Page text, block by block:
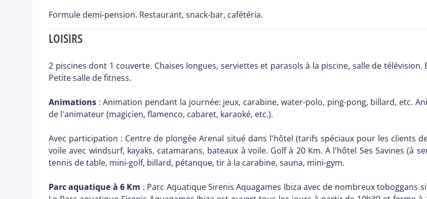
Formule demi-pension. Restaurant, snack-bar, cafétéria.
LOISIRS
2 piscines dont 1 couverte. Chaises longues, serviettes et parasols à la piscine, salle de
Petite salle de fitness.
Animations : Animation pendant la journée: jeux, carabine, water-polo, ping-pong, billard, etc.
de l'animateur (magicien, flamenco, cabaret, karaoké, etc.).
Avec participation : Centre de plongée Arenal situé dans l'hôtel (tarifs spéciaux pour les clients
voile avec windsurf, kayaks, catamarans, bateaux à voile. Golf à 20 Km. A l'hôtel Ses Savines (à
tennis de table, mini-golf, billard, pétanque, tir à la carabine, sauna, mini-gym.
Parc aquatique à 6 Km : Parc Aquatique Sirenis Aquagames Ibiza avec de nombreux toboggans